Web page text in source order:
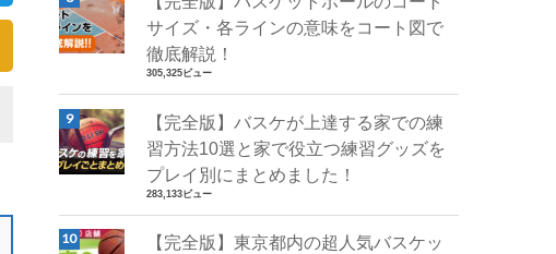
サイズ・各ラインの意味をコート図で
徹底解説！
305,325ビュー
【完全版】バスケが上達する家での練
習方法10選と家で役立つ練習グッズを
プレイ別にまとめました！
283,133ビュー
【完全版】東京都内の超人気バスケッ